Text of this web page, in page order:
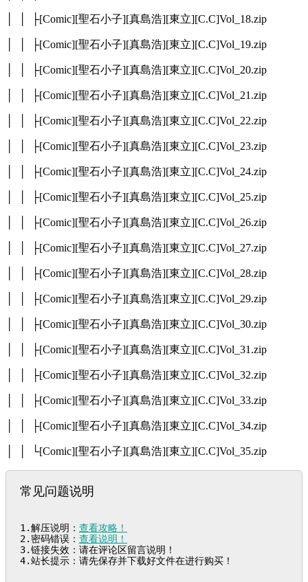
│ │ ├[Comic][聖石小子][真島浩][東立][C.C]Vol_18.zip
│ │ ├[Comic][聖石小子][真島浩][東立][C.C]Vol_19.zip
│ │ ├[Comic][聖石小子][真島浩][東立][C.C]Vol_20.zip
│ │ ├[Comic][聖石小子][真島浩][東立][C.C]Vol_21.zip
│ │ ├[Comic][聖石小子][真島浩][東立][C.C]Vol_22.zip
│ │ ├[Comic][聖石小子][真島浩][東立][C.C]Vol_23.zip
│ │ ├[Comic][聖石小子][真島浩][東立][C.C]Vol_24.zip
│ │ ├[Comic][聖石小子][真島浩][東立][C.C]Vol_25.zip
│ │ ├[Comic][聖石小子][真島浩][東立][C.C]Vol_26.zip
│ │ ├[Comic][聖石小子][真島浩][東立][C.C]Vol_27.zip
│ │ ├[Comic][聖石小子][真島浩][東立][C.C]Vol_28.zip
│ │ ├[Comic][聖石小子][真島浩][東立][C.C]Vol_29.zip
│ │ ├[Comic][聖石小子][真島浩][東立][C.C]Vol_30.zip
│ │ ├[Comic][聖石小子][真島浩][東立][C.C]Vol_31.zip
│ │ ├[Comic][聖石小子][真島浩][東立][C.C]Vol_32.zip
│ │ ├[Comic][聖石小子][真島浩][東立][C.C]Vol_33.zip
│ │ ├[Comic][聖石小子][真島浩][東立][C.C]Vol_34.zip
│ │ └[Comic][聖石小子][真島浩][東立][C.C]Vol_35.zip
常见问题说明
1.解压说明： 查看攻略！
2.密码错误： 查看说明！
3.链接失效：请在评论区留言说明！
4.站长提示：请先保存并下载好文件在进行购买！